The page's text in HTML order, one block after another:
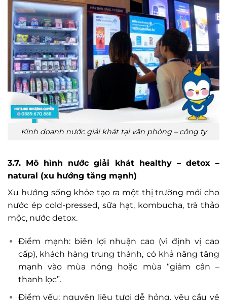
Kinh doanh nước giải khát tại văn phòng – công ty
3.7. Mô hình nước giải khát healthy – detox –
natural (xu hướng tăng mạnh)
Xu hướng sống khỏe tạo ra một thị trường mới cho
nước ép cold-pressed, sữa hạt, kombucha, trà thảo
mộc, nước detox.
Điểm mạnh: biên lợi nhuận cao (vì định vị cao
cấp), khách hàng trung thành, có khả năng tăng
mạnh vào mùa nóng hoặc mùa “giảm cân –
thanh lọc”.
Điểm yếu: nguyên liệu tươi dễ hỏng, yêu cầu vệ